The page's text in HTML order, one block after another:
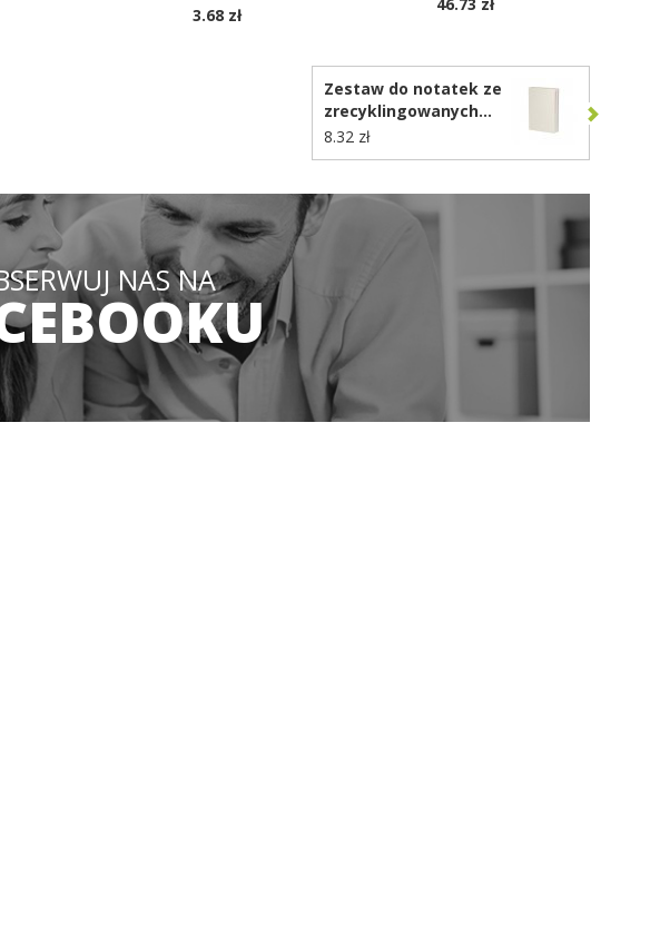
3.68 zł
Zestaw do notatek ze
zrecyklingowanych
kartoników po mleku,
notatnik, karteczki
długopis VA642
8.32 zł
NAS NA